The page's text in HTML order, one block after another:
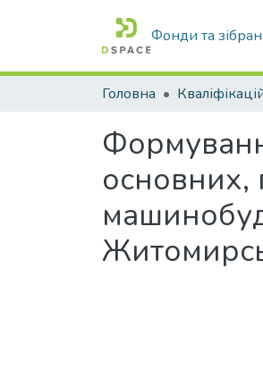
Фонди та
Головна
основних,